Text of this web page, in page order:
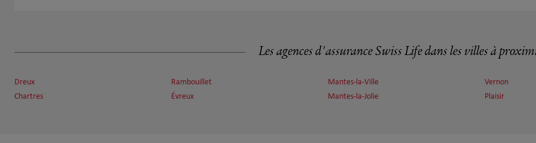
Les agences d'assurance Swiss Life dans les villes à
Dreux
Chartres
Rambouillet
Évreux
Mantes-la-Ville
Mantes-la-Jolie
Vernon
Plaisir